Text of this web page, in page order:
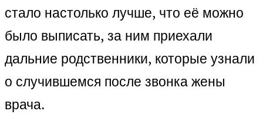
стало настолько лучше, что её можно
было выписать, за ним приехали
дальние родственники, которые узнали
о случившемся после звонка жены
врача.